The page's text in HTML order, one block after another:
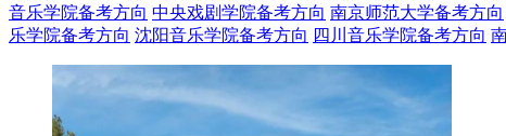
音乐学院备考方向 中央戏剧学院备考方向 南京师范大学备考方向
乐学院备考方向 沈阳音乐学院备考方向 四川音乐学院备考方向